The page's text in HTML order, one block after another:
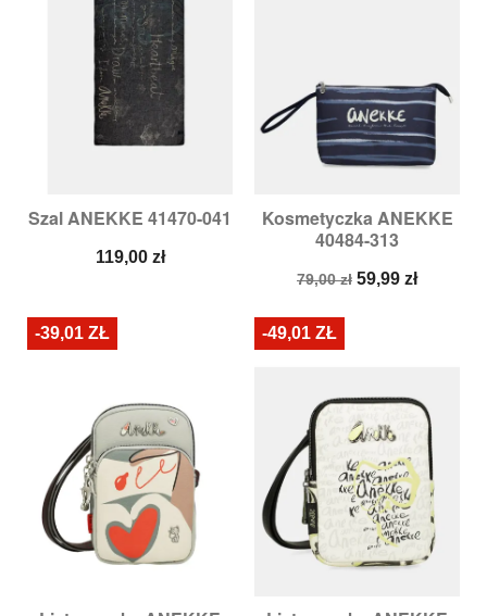
Szal ANEKKE 41470-041
Cena
119,00 zł
Kosmetyczka ANEKKE
40484-313
Cena
79,00 zł Cena
59,99 zł
-39,01 ZŁ -49,01 ZŁ